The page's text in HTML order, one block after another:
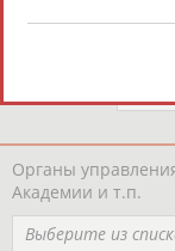
ТАБЛО
РЕСУРСНАЯ